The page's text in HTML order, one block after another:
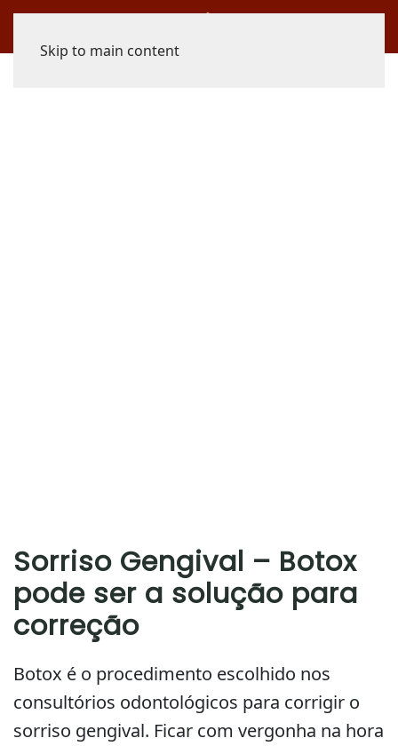
Skip to main content
Sorriso Gengival – Botox
pode ser a solução para
correção
Botox é o procedimento escolhido nos
consultórios odontológicos para corrigir o
sorriso gengival. Ficar com vergonha na hora